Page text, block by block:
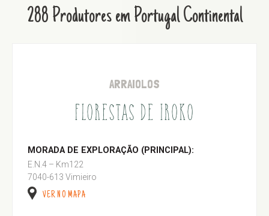
288 Produtores em Portugal Continental
ARRAIOLOS
FLORESTAS DE IROKO
MORADA DE EXPLORAÇÃO (PRINCIPAL):
E.N.4 – Km122
7040-613 Vimieiro
VER NO MAPA